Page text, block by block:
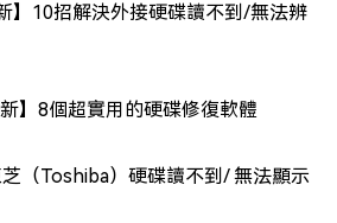
】10招解決外接硬碟讀不到/無法辨
新】8個超實用的硬碟修復軟體
（Toshiba）硬碟讀不到/ 無法顯示